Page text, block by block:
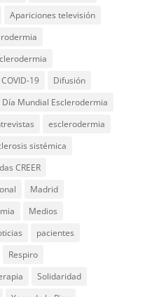
Apariciones televisión
COVID-19
Difusión
Día Mundial Esclerodermia
esclerodermia
sistémica
CREER
Madrid
Medios
pacientes
Respiro
Solidaridad